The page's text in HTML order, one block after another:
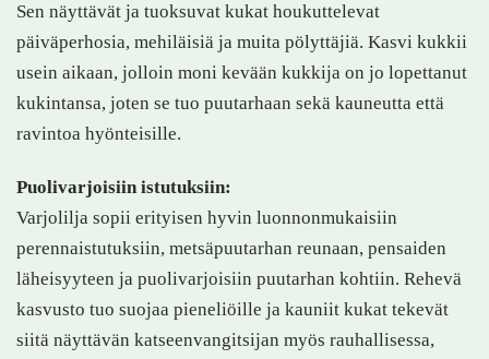
Sen näyttävät ja tuoksuvat kukat houkuttelevat
päiväperhosia, mehiläisiä ja muita pölyttäjiä. Kasvi kukkii
usein aikaan, jolloin moni kevään kukkija on jo lopettanut
kukintansa, joten se tuo puutarhaan sekä kauneutta että
ravintoa hyönteisille.
Puolivarjoisiin istutuksiin:
Varjolilja sopii erityisen hyvin luonnonmukaisiin
perennaistutuksiin, metsäpuutarhan reunaan, pensaiden
läheisyyteen ja puolivarjoisiin puutarhan kohtiin. Rehevä
kasvusto tuo suojaa pieneliöille ja kauniit kukat tekevät
siitä näyttävän katseenvangitsijan myös rauhallisessa,